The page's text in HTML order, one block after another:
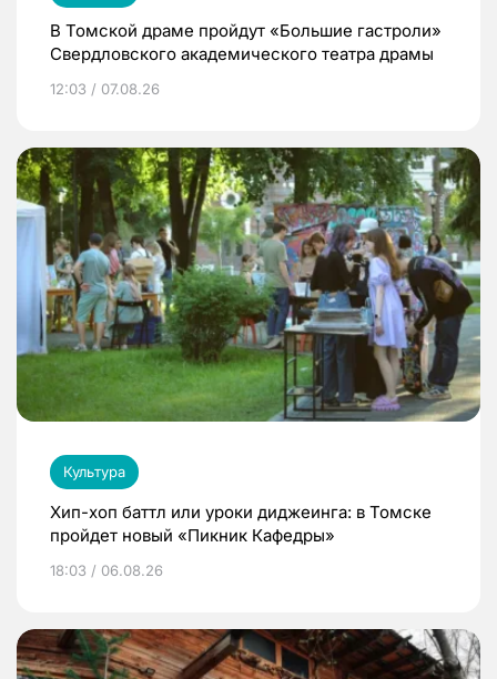
В Томской драме пройдут «Большие гастроли»
Свердловского академического театра драмы
12:03 / 07.08.26
Культура
Хип-хоп баттл или уроки диджеинга: в Томске
пройдет новый «Пикник Кафедры»
18:03 / 06.08.26